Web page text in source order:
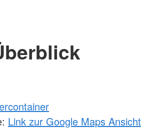
Link zur Google Maps Ansicht